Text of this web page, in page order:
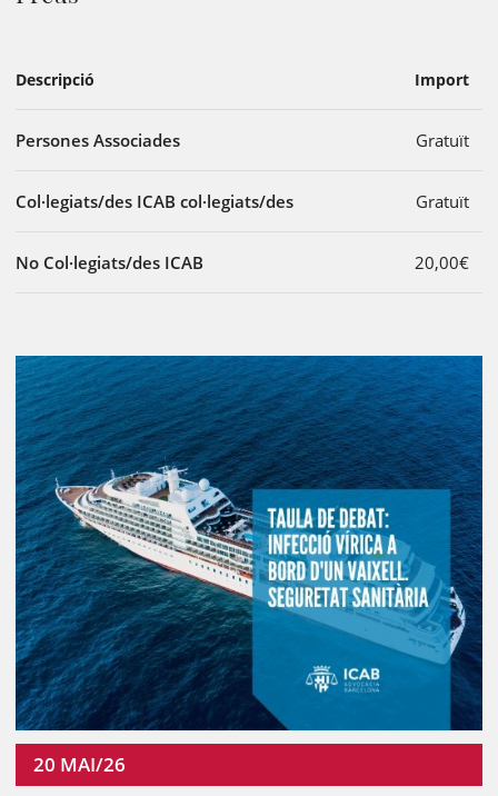
Descripció Import
Persones Associades Gratuït
Col·legiats/des ICAB col·legiats/des Gratuït
No Col·legiats/des ICAB 20,00€
20 MAI/26